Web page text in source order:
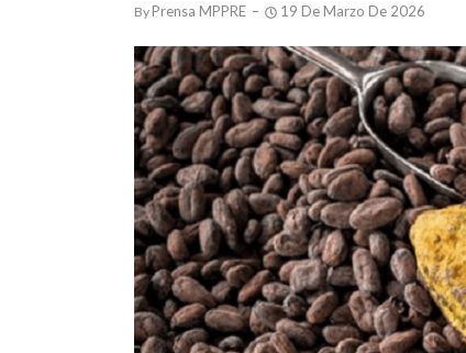
By Prensa MPPRE 19 De Marzo De 2026